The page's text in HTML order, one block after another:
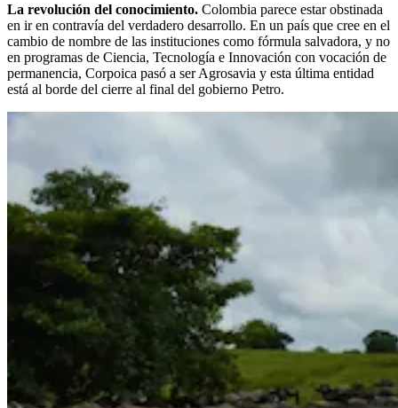
La revolución del conocimiento. Colombia parece estar obstinada
en ir en contravía del verdadero desarrollo. En un país que cree en el
cambio de nombre de las instituciones como fórmula salvadora, y no
en programas de Ciencia, Tecnología e Innovación con vocación de
permanencia, Corpoica pasó a ser Agrosavia y esta última entidad
está al borde del cierre al final del gobierno Petro.